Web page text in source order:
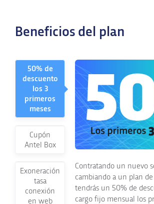
Beneficios del plan
50% de
descuento
los 3
primeros
meses
Cupón
Antel Box
Exoneración
tasa
conexión
en web
Contratando un nuevo
cambiando a un plan
tendrás un 50% de
cargo fijo mensual los